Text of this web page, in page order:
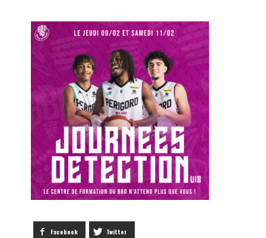
Facebook Twitter